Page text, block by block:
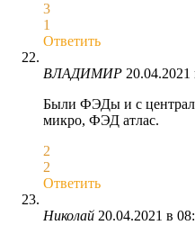
3
1
Ответить
ВЛАДИМИР 20.04.2021
Были ФЭДы и с
микро, ФЭД атлас.
2
2
Ответить
Николай 20.04.2021 в